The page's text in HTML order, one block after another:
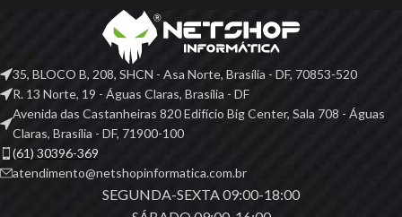
35, BLOCO B, 208, SHCN - Asa Norte, Brasília - DF, 70853-520
R. 13 Norte, 19 - Águas Claras, Brasília - DF
Avenida das Castanheiras 820 Edifício Big Center, Sala 708 - Águas
Claras, Brasília - DF, 71900-100
(61) 30396-369
atendimento@netshopinformatica.com.br
SEGUNDA-SEXTA 09:00-18:00